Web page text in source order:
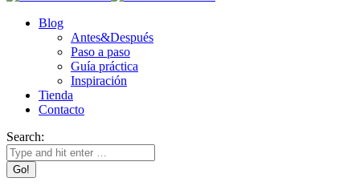
Blog
Antes&Después
Paso a paso
Guía práctica
Inspiración
Tienda
Contacto
Search: